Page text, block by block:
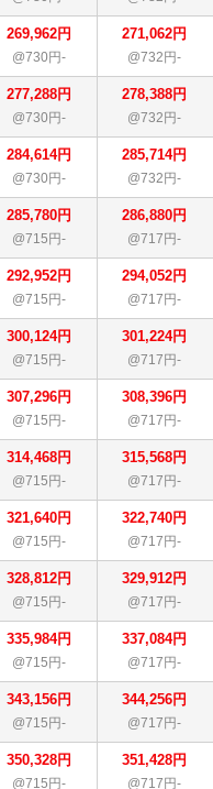
269,962円
@730円-
271,062円
@732円-
277,288円
@730円-
278,388円
@732円-
284,614円
@730円-
285,714円
@732円-
285,780円
@715円-
286,880円
@717円-
292,952円
@715円-
294,052円
@717円-
300,124円
@715円-
301,224円
@717円-
307,296円
@715円-
308,396円
@717円-
314,468円
@715円-
315,568円
@717円-
321,640円
@715円-
322,740円
@717円-
328,812円
@715円-
329,912円
@717円-
335,984円
@715円-
337,084円
@717円-
343,156円
@715円-
344,256円
@717円-
350,328円
@715円-
351,428円
@717円-